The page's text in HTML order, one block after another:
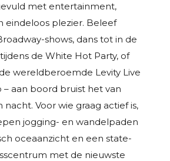
met entertainment,
eindeloos plezier. Beleef
shows, dans tot in de
de White Hot Party, of
wereldberoemde Levity Live
– aan boord bruist het van
nacht. Voor wie graag actief is,
jogging- en wandelpaden
oceaanzicht en een state-
met de nieuwste